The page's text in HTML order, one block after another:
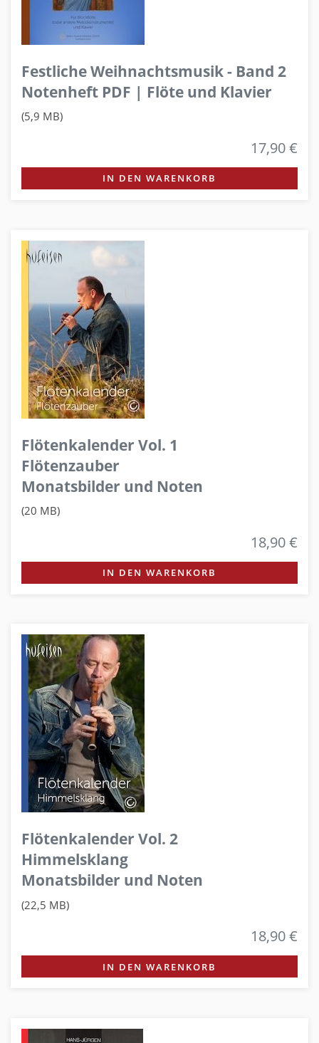
Festliche Weihnachtsmusik - Band 2
Notenheft PDF | Flöte und Klavier
(5,9 MB)
17,90 €
IN DEN WARENKORB
Flötenkalender Vol. 1
Flötenzauber
Monatsbilder und Noten
(20 MB)
18,90 €
IN DEN WARENKORB
Flötenkalender Vol. 2
Himmelsklang
Monatsbilder und Noten
(22,5 MB)
18,90 €
IN DEN WARENKORB